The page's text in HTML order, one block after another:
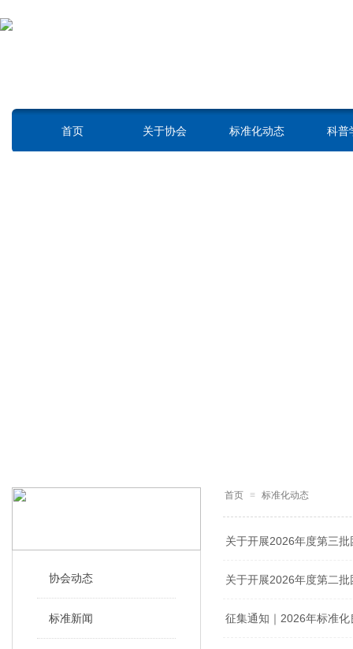
首页 关于协会 标准化动态 科普
SHANGHAI ASSOCIATION OF STANDARDIZATION
首页 ≡ 标准化动态
关于开展2026年度第三
关于开展2026年度第二
征集通知｜2026年标准
协会动态
标准新闻